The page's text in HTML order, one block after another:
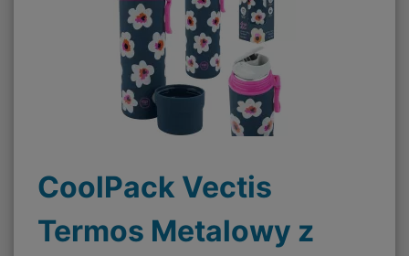
CoolPack Vectis
Termos Metalowy z